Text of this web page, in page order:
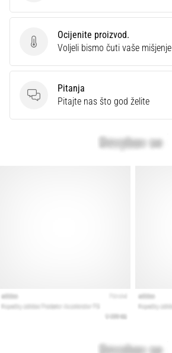
Ocijenite proizvod.
Ocijenite proizvod.
Voljeli bismo čuti vaše mišjenje
Pitanja
Pitanja
Pitajte nas što god želite